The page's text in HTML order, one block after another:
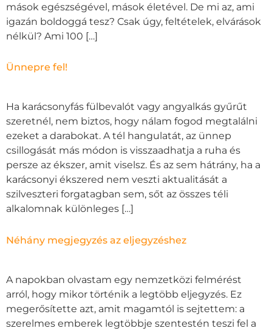
mások egészségével, mások életével. De mi az, ami
igazán boldoggá tesz? Csak úgy, feltételek, elvárások
nélkül? Ami 100 […]
Ünnepre fel!
Ha karácsonyfás fülbevalót vagy angyalkás gyűrűt
szeretnél, nem biztos, hogy nálam fogod megtalálni
ezeket a darabokat. A tél hangulatát, az ünnep
csillogását más módon is visszaadhatja a ruha és
persze az ékszer, amit viselsz. És az sem hátrány, ha a
karácsonyi ékszered nem veszti aktualitását a
szilveszteri forgatagban sem, sőt az összes téli
alkalomnak különleges […]
Néhány megjegyzés az eljegyzéshez
A napokban olvastam egy nemzetközi felmérést
arról, hogy mikor történik a legtöbb eljegyzés. Ez
megerősítette azt, amit magamtól is sejtettem: a
szerelmes emberek legtöbbje szentestén teszi fel a